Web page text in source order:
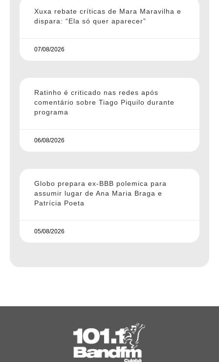
Xuxa rebate críticas de Mara Maravilha e
dispara: “Ela só quer aparecer”
07/08/2026
Ratinho é criticado nas redes após
comentário sobre Tiago Piquilo durante
programa
06/08/2026
Globo prepara ex-BBB polemica para
assumir lugar de Ana Maria Braga e
Patrícia Poeta
05/08/2026